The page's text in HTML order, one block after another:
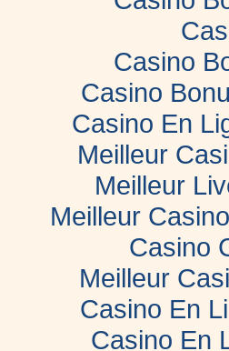
Casino
Casino
Casino En
Meilleur
Meilleur
Meilleur
Casino
Meilleur
Casino En
Casino En